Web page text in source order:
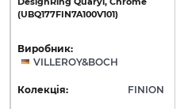
(UBQ177FIN7A100V101)
Виробник:
VILLEROY&BOCH
Колекція: FINION